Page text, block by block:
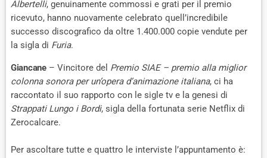
Albertelli, genuinamente commossi e grati per il premio
ricevuto, hanno nuovamente celebrato quell’incredibile
successo discografico da oltre 1.400.000 copie vendute per
la sigla di Furia.
Giancane– Vincitore del Premio SIAE – premio alla miglior
colonna sonora per un’opera d’animazione italiana, ci ha
raccontato il suo rapporto con le sigle tv e la genesi di
Strappati Lungo i Bordi, sigla della fortunata serie Netflix di
Zerocalcare.
Per ascoltare tutte e quattro le interviste l’appuntamento è: